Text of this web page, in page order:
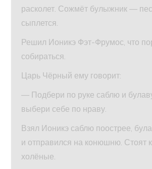
расколет. Сожмёт булыжник —
сыплется.
Решил Ионикэ Фэт-Фрумос, что
собираться.
Царь Чёрный ему говорит:
— Подбери по руке саблю и
выбери себе по нраву.
Взял Ионикэ саблю поострее,
и отправился на конюшню. Стоят
холёные.